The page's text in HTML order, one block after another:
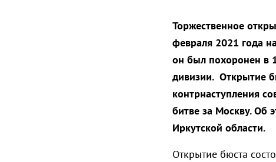
Торжественное
февраля 2021 года
он был похоронен в
дивизии. Открытие
контрнаступления
битве за Москву. Об
Иркутской области.
Открытие бюста